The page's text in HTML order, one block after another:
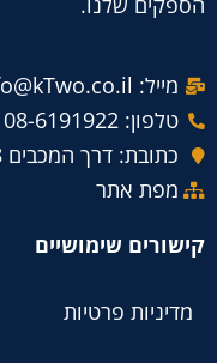
מייל: info@kTwo.co.il
טלפון: 08-6191922
כתובת: דרך המכבים 58 ראשון לציון, 7535998
מפת אתר
קישורים שימושיים
מדיניות פרטיות